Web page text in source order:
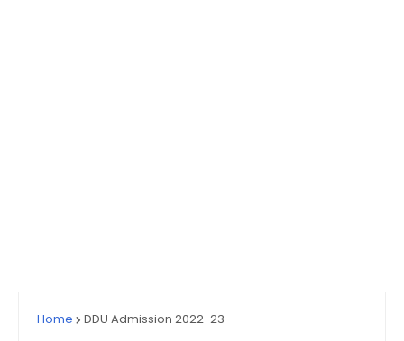
Home DDU Admission 2022-23